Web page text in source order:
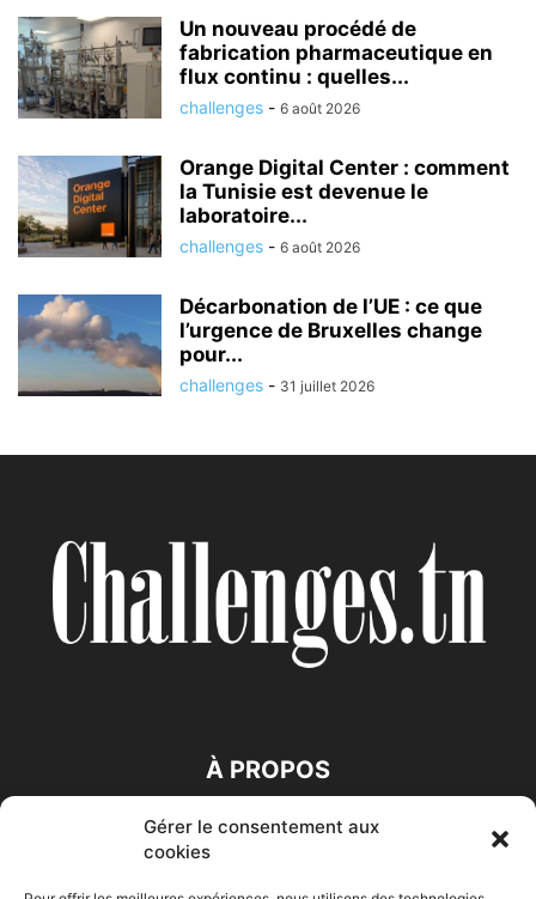
Gérer le consentement aux
cookies
Un nouveau procédé de
fabrication pharmaceutique en
flux continu : quelles...
challenges - 6 août 2026
Orange Digital Center : comment
la Tunisie est devenue le
laboratoire...
challenges - 6 août 2026
Décarbonation de l’UE : ce que
l’urgence de Bruxelles change
pour...
challenges - 31 juillet 2026
À PROPOS
SUIVEZ NOUS